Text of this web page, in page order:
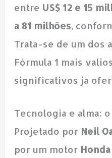
entre US$ 12 e 15
a 81 milhões,
Trata-se de um dos
Fórmula 1 mais
significativos já
Tecnologia e alma:
Projetado por Neil
por um motor